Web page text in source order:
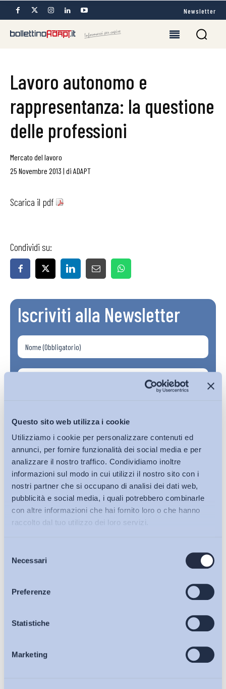
Questo sito web utilizza i cookie
Utilizziamo i cookie per personalizzare contenuti ed
annunci, per fornire funzionalità dei social media e per
analizzare il nostro traffico. Condividiamo inoltre
informazioni sul modo in cui utilizzi il nostro sito con i
nostri partner che si occupano di analisi dei dati web,
pubblicità e social media, i quali potrebbero combinarle
con altre informazioni che hai fornito loro o che hanno
raccolto dal tuo utilizzo dei loro servizi.
delNecessari
Preferenze
Statistiche
Marketing
Bollettini ADAPT
Articoli
Osservatori
Eventi
Newsletter
Lavoro autonomo e
rappresentanza: la questione
delle professioni
Mercato del lavoro
25 Novembre 2013 | di ADAPT
Scarica il pdf
Condividi su:
Iscriviti alla Newsletter
sulla pagina della